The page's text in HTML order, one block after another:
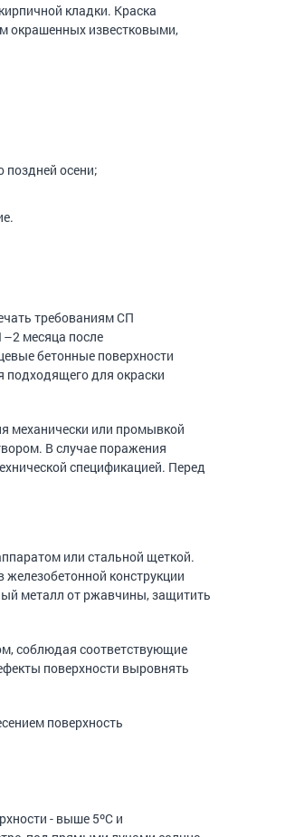
кладки. Краска
окрашенных известковыми,
поздней осени;
требованиям СП
месяца после
бетонные поверхности
подходящего для окраски
механически или промывкой
В случае поражения
спецификацией. Перед
или стальной щеткой.
конструкции
металл от ржавчины, защитить
соблюдая соответствующие
поверхности выровнять
поверхность
- выше 5ºС и